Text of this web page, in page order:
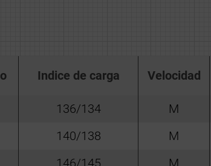
Indice de carga Velocidad
136/134 M
140/138 M
146/145 M